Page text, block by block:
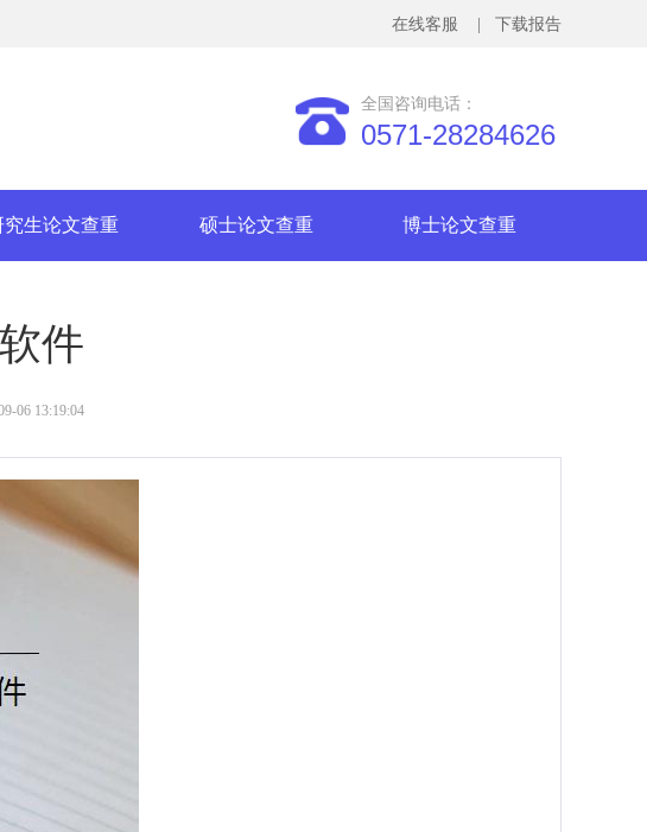
究生论文查重 硕士论文查重 博士论文查重
全国咨询电话：
0571-28284626
| 下载报告
在线客服
件
06 13:19:04